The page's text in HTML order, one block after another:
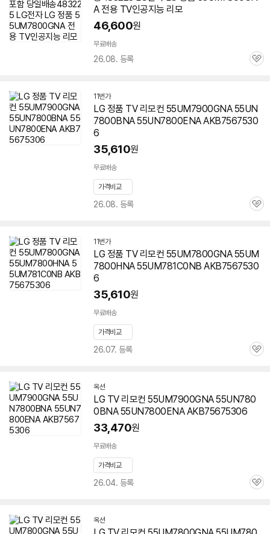
A전용 TV인공지능 리모
46,600원
무료배송
26.08. 등록
관
11번가
LG 정품 TV 리모컨 55UM7900GNA 55UN
7800BNA 55UN7800ENA AKB7567530
6
35,610원
무료배송
가격비교
26.08. 등록
관
11번가
LG 정품 TV 리모컨 55UM7800GNA55UM
7800HNA 55UM781C0NB AKB7567530
6
35,610원
무료배송
가격비교
26.07. 등록
관
옥션
LG TV 리모컨 55UM7900GNA 55UN780
0BNA 55UN7800ENA AKB75675306
33,470원
무료배송
가격비교
26.04. 등록
관
옥션